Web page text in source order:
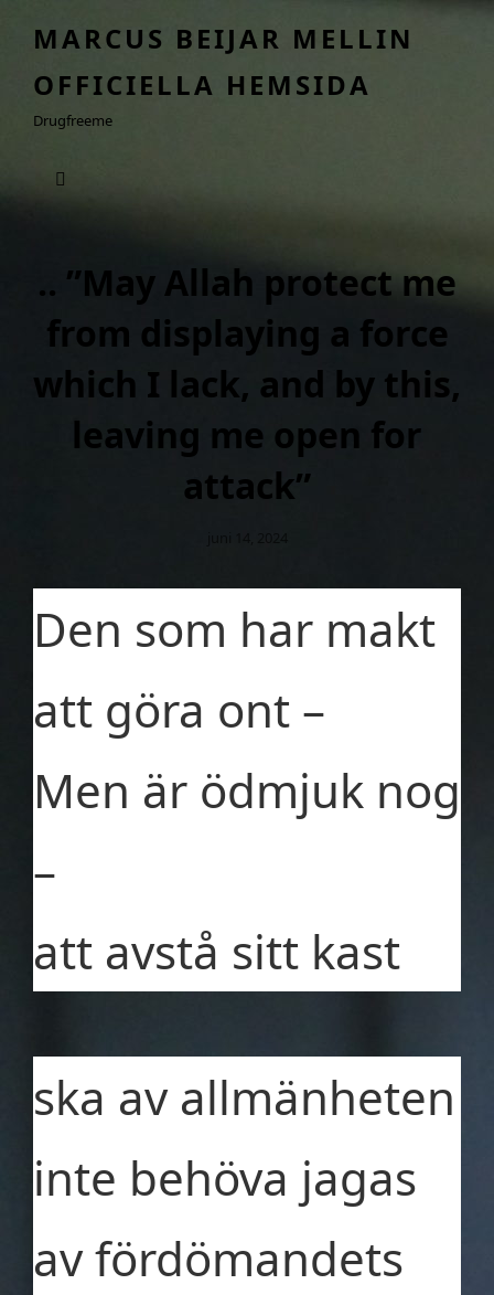
MARCUS BEIJAR MELLIN
OFFICIELLA HEMSIDA
Drugfreeme
.. ”May Allah protect me
from displaying a force
which I lack, and by this,
leaving me open for
attack”
Den som har makt
att göra ont –
Men är ödmjuk nog
–
att avstå sitt kast
ska av allmänheten
inte behöva jagas
av fördömandets